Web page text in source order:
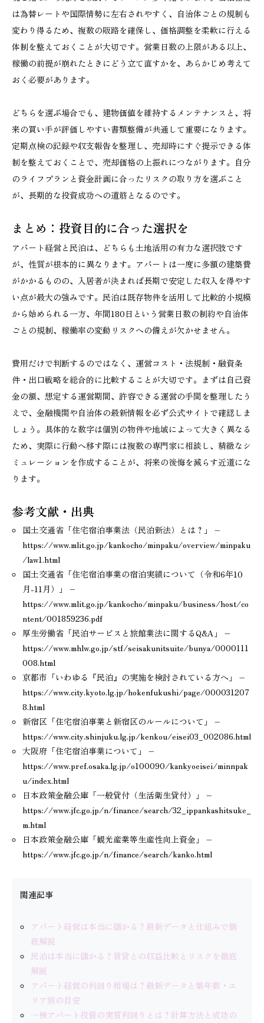
は為替レートや国際情勢に左右されやすく、自治体ごとの規制も
変わり得るため、複数の販路を確保し、価格調整を柔軟に行える
体制を整えておくことが大切です。営業日数の上限がある以上、
稼働の前提が崩れたときにどう立て直すかを、あらかじめ考えて
おく必要があります。
どちらを選ぶ場合でも、建物価値を維持するメンテナンスと、将
来の買い手が評価しやすい書類整備が共通して重要になります。
定期点検の記録や収支報告を整理し、売却時にすぐ提示できる体
制を整えておくことで、売却価格の上振れにつながります。自分
のライフプランと資金計画に合ったリスクの取り方を選ぶこと
が、長期的な投資成功への道筋となるのです。
まとめ：投資目的に合った選択を
アパート経営と民泊は、どちらも土地活用の有力な選択肢です
が、性質が根本的に異なります。アパートは一度に多額の建築費
がかかるものの、入居者が決まれば長期で安定した収入を得やす
い点が最大の強みです。民泊は既存物件を活用して比較的小規模
から始められる一方、年間180日という営業日数の制約や自治体
ごとの規制、稼働率の変動リスクへの備えが欠かせません。
費用だけで判断するのではなく、運営コスト・法規制・融資条
件・出口戦略を総合的に比較することが大切です。まずは自己資
金の額、想定する運営期間、許容できる運営の手間を整理したう
えで、金融機関や自治体の最新情報を必ず公式サイトで確認しま
しょう。具体的な数字は個別の物件や地域によって大きく異なる
ため、実際に行動へ移す際には複数の専門家に相談し、精緻なシ
ミュレーションを作成することが、将来の後悔を減らす近道にな
ります。
参考文献・出典
国土交通省「住宅宿泊事業法（民泊新法）とは？」 –
https://www.mlit.go.jp/kankocho/minpaku/overview/minpaku
/law1.html
国土交通省「住宅宿泊事業の宿泊実績について（令和6年10
月-11月）」 –
https://www.mlit.go.jp/kankocho/minpaku/business/host/co
ntent/001859236.pdf
厚生労働省「民泊サービスと旅館業法に関するQ&A」 –
https://www.mhlw.go.jp/stf/seisakunitsuite/bunya/0000111
008.html
京都市「いわゆる『民泊』の実施を検討されている方へ」 –
https://www.city.kyoto.lg.jp/hokenfukushi/page/000031207
8.html
新宿区「住宅宿泊事業と新宿区のルールについて」 –
https://www.city.shinjuku.lg.jp/kenkou/eisei03_002086.html
大阪府「住宅宿泊事業について」 –
https://www.pref.osaka.lg.jp/o100090/kankyoeisei/minnpak
u/index.html
日本政策金融公庫「一般貸付（生活衛生貸付）」 –
https://www.jfc.go.jp/n/finance/search/32_ippankashitsuke_
m.html
日本政策金融公庫「観光産業等生産性向上資金」 –
https://www.jfc.go.jp/n/finance/search/kanko.html
関連記事
アパート経営は本当に儲かる？最新データと仕組みで徹
底解説
民泊は本当に儲かる？賃貸との収益比較とリスクを徹底
解説
アパート経営の利回り相場は？最新データと築年数・エ
リア別の目安
一棟アパート投資の実質利回りとは？計算方法と成功の